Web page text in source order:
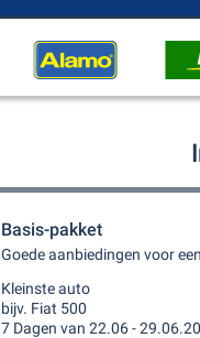
Basis-pakket
Goede aanbiedingen voor
Kleinste auto
bijv. Fiat 500
7 Dagen van 22.06 -